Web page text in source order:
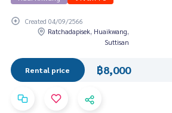
Created 04/09/2566
Ratchadapisek, Huaikwang,
Suttisan
Rental price ฿8,000